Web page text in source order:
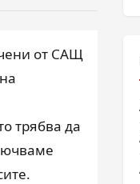
от САЩ
трябва да